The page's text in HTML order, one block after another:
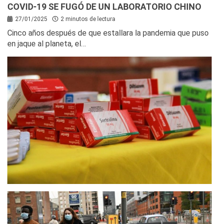
COVID-19 SE FUGÓ DE UN LABORATORIO CHINO
27/01/2025 2 minutos de lectura
Cinco años después de que estallara la pandemia que puso
en jaque al planeta, el…